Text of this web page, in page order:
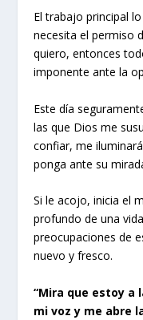
El trabajo principal
necesita el permiso
quiero, entonces
imponente ante la
Este día
las que Dios me
confiar, me
ponga ante su
Si le acojo, inicia el
profundo de una
preocupaciones de
nuevo y fresco.
“Mira que estoy a
mi voz y me abre